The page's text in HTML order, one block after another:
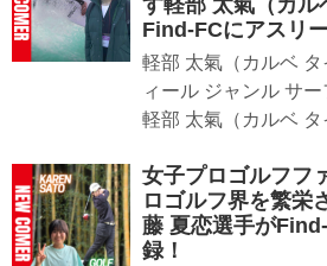
す軽部 太氣（カル
Find-FCにアスリ
軽部 太氣（カルベ
ィール ジャンル サ
軽部 太氣（カルベ タ
女子プロゴルフフ
ロゴルフ界を繁栄
藤 夏恋選手が
録！